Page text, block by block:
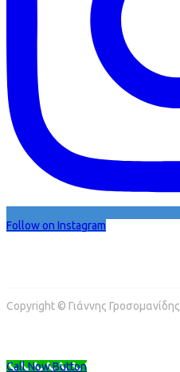
Follow on Instagram
Copyright © Γιάννης Γροσομανίδης
Call Now Button